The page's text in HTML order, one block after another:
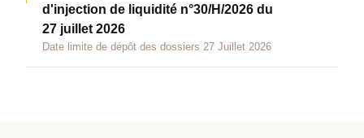
d'injection de liquidité n°30/H/2026 du
27 juillet 2026
Date limite de dépôt des dossiers 27 Juillet 2026